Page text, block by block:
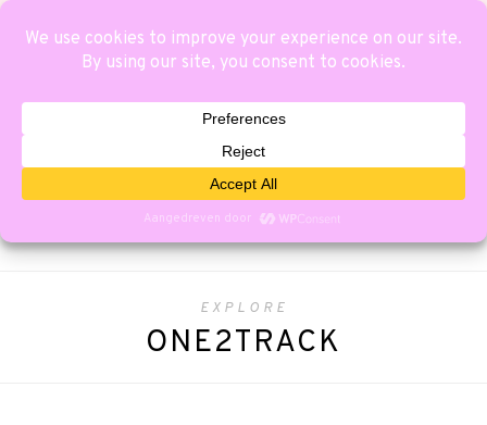
EXPLORE
ONE2TRACK